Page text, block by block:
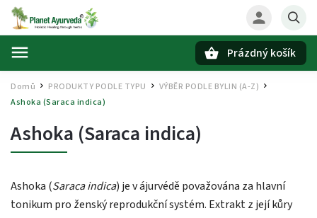
Prázdný košík
Domů / PRODUKTY PODLE TYPU VÝBĚR PODLE BYLIN (A-Z) /
Ashoka (Saraca indica)
Ashoka (Saraca indica)
Ashoka (Saraca indica) je v ájurvédě považována za hlavní
tonikum pro ženský reprodukční systém. Extrakt z její kůry